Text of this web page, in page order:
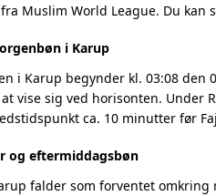
Muslim World League. Du
i Karup
i Karup begynder kl. 03:08
vise sig ved horisonten. Under
ca. 10 minutter før
og eftermiddagsbøn
falder som forventet omkring